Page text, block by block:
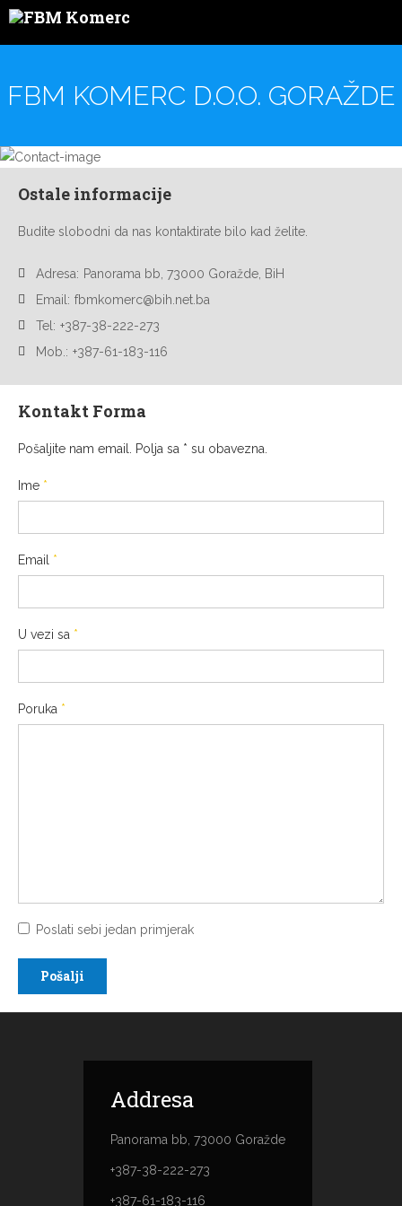
FBM KOMERC D.O.O. GORAŽDE
Ostale informacije
Budite slobodni da nas kontaktirate bilo kad želite.
Adresa: Panorama bb, 73000 Goražde, BiH
Email: fbmkomerc@bih.net.ba
Tel: +387-38-222-273
Mob.: +387-61-183-116
Kontakt Forma
Pošaljite nam email. Polja sa * su obavezna.
Ime *
Email *
U vezi sa *
Poruka *
Poslati sebi jedan primjerak
Pošalji
Addresa
Panorama bb, 73000 Goražde
+387-38-222-273
+387-61-183-116